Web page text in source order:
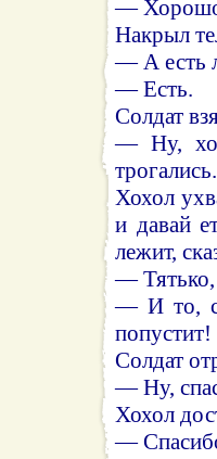
—
Накрыл
— А есть
— Есть.
Солдат
— Ну,
трогались.
Хохол
и давай
лежит,
— Тятько,
— И то,
попустит!
Солдат
— Ну,
Хохол
—